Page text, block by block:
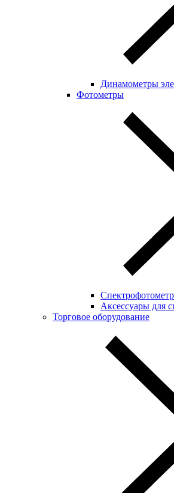
Динамометры
Фотометры
Аксессуары для
Торговое оборудование